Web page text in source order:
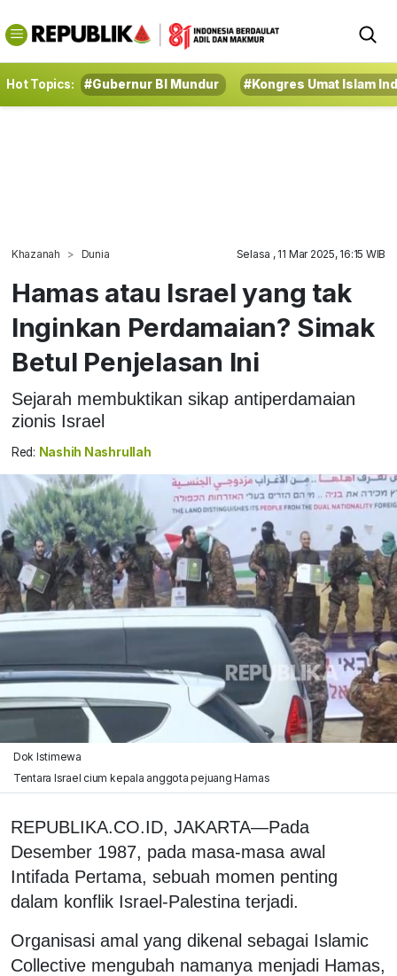
Hot Topics: #Gubernur BI Mundur #Kongres Umat Islam
Khazanah Dunia Selasa , 11 Mar 2025, 16:15 WIB
Hamas atau Israel yang tak
Inginkan Perdamaian? Simak
Betul Penjelasan Ini
Sejarah membuktikan sikap antiperdamaian
zionis Israel
Red: Nashih Nashrullah
Dok Istimewa
Tentara Israel cium kepala anggota pejuang Hamas
REPUBLIKA.CO.ID, JAKARTA—Pada
Desember 1987, pada masa-masa awal
Intifada Pertama, sebuah momen penting
dalam konflik Israel-Palestina terjadi.
Organisasi amal yang dikenal sebagai Islamic
Collective mengubah namanya menjadi Hamas,